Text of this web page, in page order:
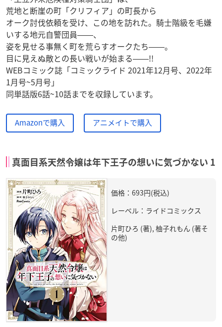
荒地と断崖の町「クリフィア」の町長から
オーク討伐依頼を受け、この地を訪れた。騎士階級を毛嫌
いする地元自警団員――、
姿を見せる事無く町を荒らすオークたち――。
目に見えぬ敵との長い戦いが始まる――!!
WEBコミック誌「コミックライド 2021年12月号、2022年
1月号~5月号」
同単話版6話~10話までを収録しています。
Amazonで購入 アニメイトで購入
真面目系天然令嬢は年下王子の想いに気づかない 1
価格：693円(税込)
レーベル：ライドコミックス
片町ひろ (著), 柚子れもん (著そ
の他)